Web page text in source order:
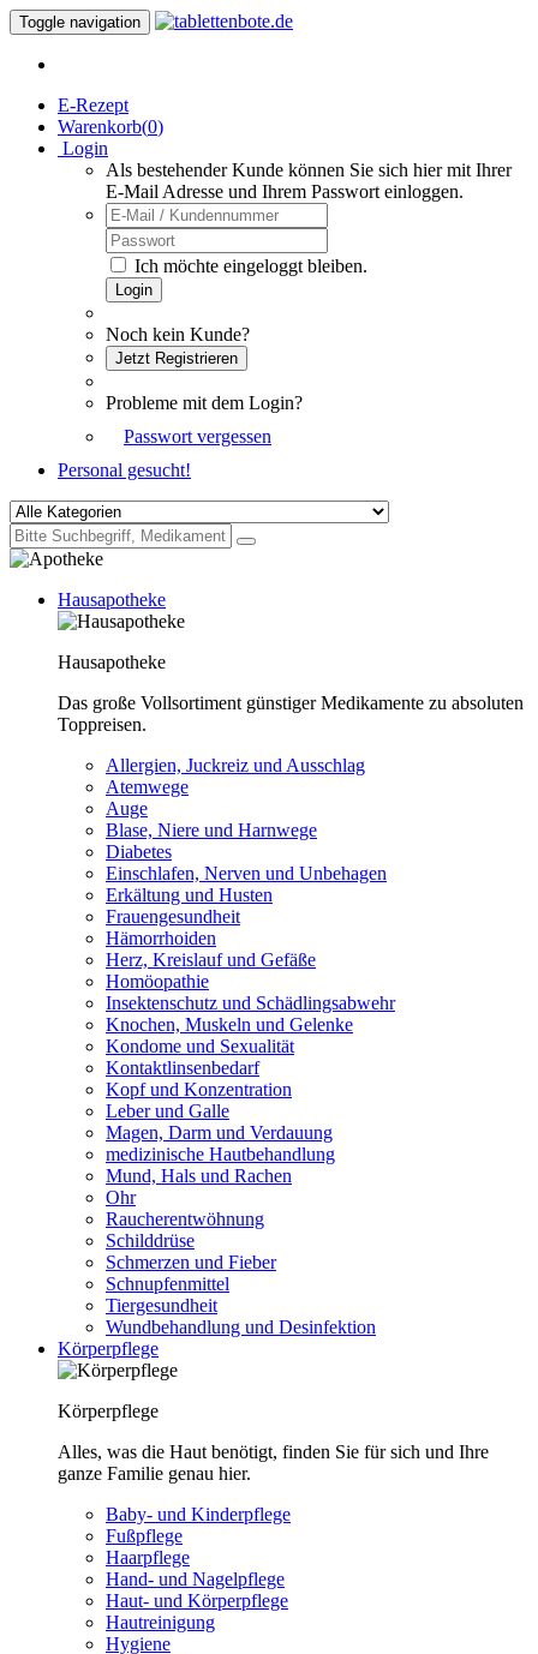
Toggle navigation
E-Rezept
Warenkorb(0)
Login
Als bestehender Kunde können Sie sich hier mit Ihrer
E-Mail Adresse und Ihrem Passwort einloggen.
Ich möchte eingeloggt bleiben.
Login
Noch kein Kunde?
Jetzt Registrieren
Probleme mit dem Login?
Passwort vergessen
Personal gesucht!
Hausapotheke
Hausapotheke
Das große Vollsortiment günstiger Medikamente zu absoluten
Toppreisen.
Allergien, Juckreiz und Ausschlag
Atemwege
Auge
Blase, Niere und Harnwege
Diabetes
Einschlafen, Nerven und Unbehagen
Erkältung und Husten
Frauengesundheit
Hämorrhoiden
Herz, Kreislauf und Gefäße
Homöopathie
Insektenschutz und Schädlingsabwehr
Knochen, Muskeln und Gelenke
Kondome und Sexualität
Kontaktlinsenbedarf
Kopf und Konzentration
Leber und Galle
Magen, Darm und Verdauung
medizinische Hautbehandlung
Mund, Hals und Rachen
Ohr
Raucherentwöhnung
Schilddrüse
Schmerzen und Fieber
Schnupfenmittel
Tiergesundheit
Wundbehandlung und Desinfektion
Körperpflege
Körperpflege
Alles, was die Haut benötigt, finden Sie für sich und Ihre
ganze Familie genau hier.
Baby- und Kinderpflege
Fußpflege
Haarpflege
Hand- und Nagelpflege
Haut- und Körperpflege
Hautreinigung
Hygiene